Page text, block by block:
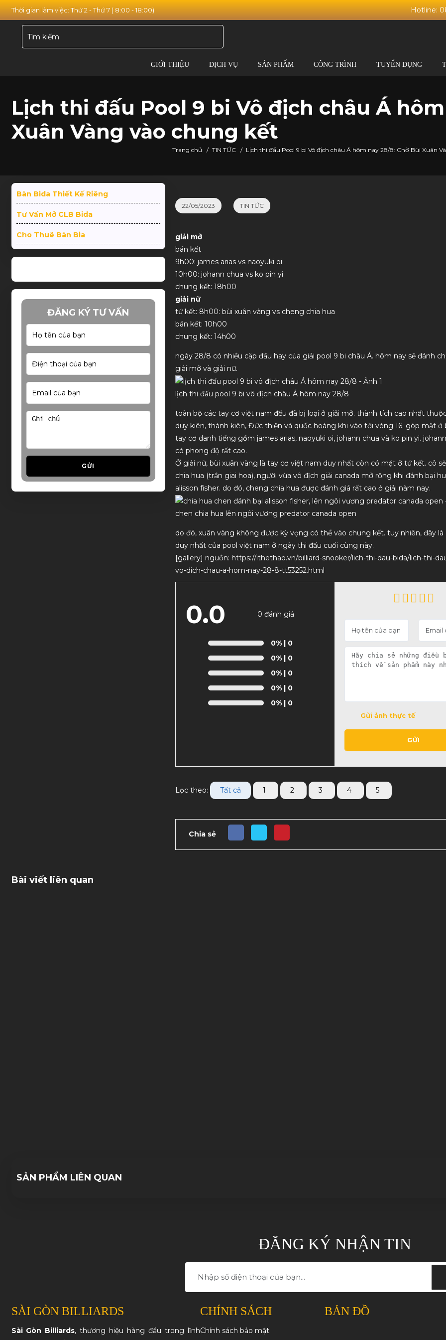
Thời gian làm việc: Thứ 2 - Thứ 7 ( 8:00 - 18:00) Hotline:
GIỚI THIỆU DỊCH VỤ SẢN PHẨM CÔNG TRÌNH TUYỂN DỤNG
Lịch thi đấu Pool 9 bi Vô địch châu Á
Xuân Vàng vào chung kết
Trang chủ / TIN TỨC / Lịch thi đấu Pool 9 bi Vô địch châu Á hôm nay 28/8: Chờ Bùi Xuân
Bàn Bida Thiết Kế Riêng
Tư Vấn Mở CLB Bida
Cho Thuê Bàn Bia
ĐĂNG KÝ TƯ VẤN
GỬI
22/05/2023 TIN TỨC
giải mở
bán kết
9h00: james arias vs naoyuki oi
10h00: johann chua vs ko pin yi
chung kết: 18h00
giải nữ
tứ kết: 8h00: bùi xuân vàng vs cheng chia hua
bán kết: 10h00
chung kết: 14h00
ngày 28/8 có nhiều cặp đấu hay của giải pool 9 bi châu Á. hôm nay sẽ đánh
giải mở và giải nữ.
lịch thi đấu pool 9 bi vô địch châu Á hôm nay 28/8
toàn bộ các tay cơ việt nam đều đã bị loại ở giải mở. thành tích cao nhất
duy kiên, thành kiên, Đức thiện và quốc hoàng khi vào tới vòng 16. góp mặt ở
tay cơ danh tiếng gồm james arias, naoyuki oi, johann chua và ko pin yi.
có phong độ rất cao.
Ở giải nữ, bùi xuân vàng là tay cơ việt nam duy nhất còn có mặt ở tứ kết. cô
chia hua (trần giai hoa), người vừa vô địch giải canada mở rộng khi đánh bại
alisson fisher. do đó, cheng chia hua được đánh giá rất cao ở giải năm nay.
chen chia hua lên ngôi vương predator canada open
do đó, xuân vàng không được kỳ vọng có thể vào chung kết. tuy nhiên, đây
duy nhất của pool việt nam ở ngày thi đấu cuối cùng này.
[gallery] nguồn: https://ithethao.vn/billiard-snooker/lich-thi-dau-bida/lich-thi-
vo-dich-chau-a-hom-nay-28-8-tt53252.html
0.0 0 đánh giá
0%| 0
0%| 0
0%| 0
0%| 0
0%| 0
Gửi ảnh thực tế
GỬI
Lọc theo: Tất cả 1 2 3 4 5
Chia sẻ
Bài viết liên quan
SẢN PHẨM LIÊN QUAN
ĐĂNG KÝ NHẬN TIN
SÀI GÒN BILLIARDS
Sài Gòn Billiards, thương hiệu hàng đầu trong lĩnh
CHÍNH SÁCH
Chính sách bảo mật
BẢN ĐỒ